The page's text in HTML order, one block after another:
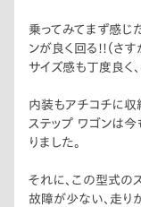
乗ってみてまず感じ
ンが良く回る!!（さ
サイズ感も丁度良く
内装もアチコチに収
ステップ ワゴンは
りました。
それに、この型式の
故障が少ない、走り